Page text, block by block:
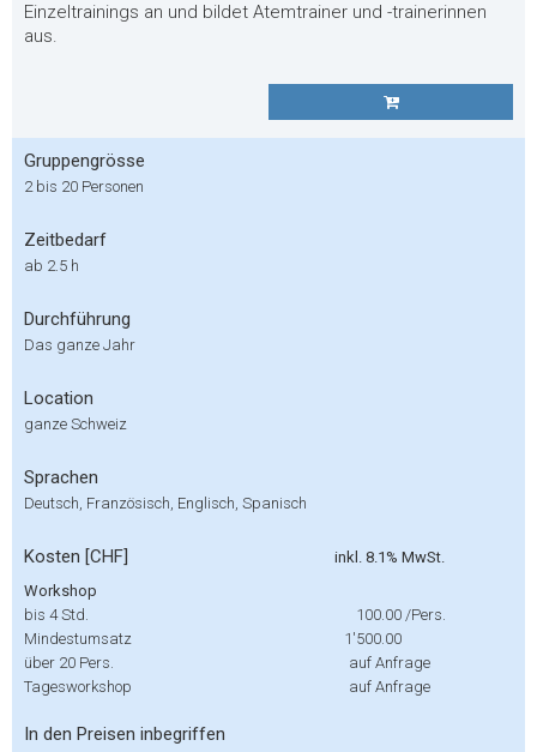
Einzeltrainings an und bildet Atemtrainer und -trainerinnen
aus.
Gruppengrösse
2 bis 20 Personen
Zeitbedarf
ab 2.5 h
Durchführung
Das ganze Jahr
Location
ganze Schweiz
Sprachen
Deutsch, Französisch, Englisch, Spanisch
Kosten [CHF]
inkl. 8.1% MwSt.
Workshop
bis 4 Std.
100.00 /Pers.
Mindestumsatz
1'500.00
über 20 Pers.
auf Anfrage
Tagesworkshop
auf Anfrage
In den Preisen inbegriffen